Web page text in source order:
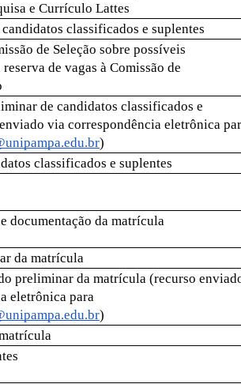
e Currículo Lattes
classificados e suplentes
de Seleção sobre possíveis
de vagas à Comissão de
de candidatos classificados e
)
classificados e suplentes
documentação da matrícula
da matrícula
preliminar da matrícula (recurso
)